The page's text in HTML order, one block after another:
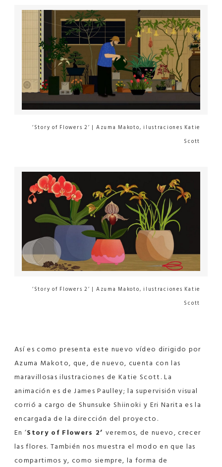
‘Story of Flowers 2’ | Azuma Makoto, ilustraciones Katie
Scott
‘Story of Flowers 2’ | Azuma Makoto, ilustraciones Katie
Scott
Así es como presenta este nuevo vídeo dirigido por
Azuma Makoto, que, de nuevo, cuenta con las
maravillosas ilustraciones de Katie Scott. La
animación es de James Paulley; la supervisión visual
corrió a cargo de Shunsuke Shiinoki y Eri Narita es la
encargada de la dirección del proyecto.
En ‘Story of Flowers 2’veremos, de nuevo, crecer
las flores. También nos muestra el modo en que las
compartimos y, como siempre, la forma de